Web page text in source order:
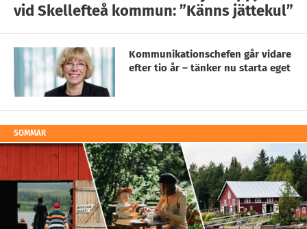
vid Skellefteå kommun: ”Känns jättekul”
Kommunikationschefen går vidare
efter tio år – tänker nu starta eget
SOMMAR